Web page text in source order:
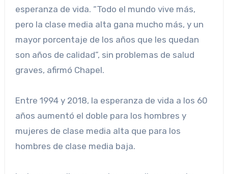
esperanza de vida. “Todo el mundo vive más,
pero la clase media alta gana mucho más, y un
mayor porcentaje de los años que les quedan
son años de calidad”, sin problemas de salud
graves, afirmó Chapel.
Entre 1994 y 2018, la esperanza de vida a los 60
años aumentó el doble para los hombres y
mujeres de clase media alta que para los
hombres de clase media baja.